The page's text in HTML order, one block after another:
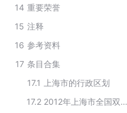
14 重要荣誉
15 注释
16 参考资料
17 条目合集
17.1
上海市的行政区划
17.2
2012年上海市全国双拥模范城（县）名单